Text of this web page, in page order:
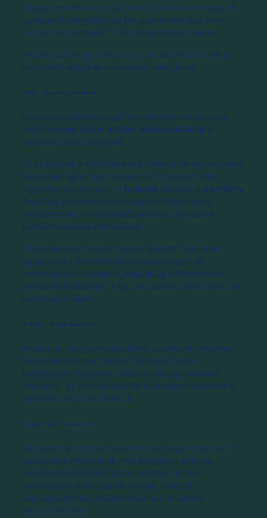
jellegű teendőinket is ajánlatos elindítani: a névjegyek,
a postacím megváltoztatása, a partnerek és a bank,
biztosító értesítése is mind meghatározó feladat.
Ne felejtsük el egyeztetni az új épület Házirendjét a
költöztető céggel és a résztvevő kollégákkal.
3 hét – Az utolsó részletek
Miután az operatív jellegű kérdésekkel elkészültünk,
érdemes megosztani minden munkavállalóval a
költözés pontos menetét.
Ez az időszak a költözésre való felkészülés legfontosabb
periódusa, így az apró részletekre is célszerű kellő
figyelmet szentelnünk. A hulladék tárolása, a teherliftek
foglalása, a kivitelezők munkájának folyamatos
monitorozása mind nélkülözhetetlen tényezői a
problémamentes költözésnek.
A bérbeadóval minden kérdést ajánlott időközben
egyeztetni a félreértések elkerülése végett. Az
irodaházba való belépési jogosultság előkészítése a
bérbeadó felelőssége is, így akár ebben is fordulhatunk
hozzá segítségért.
1-2 hét – Végső simítások
Javasoljuk, hogy a munkavállalók zavartalan belépése
érdekében minden eszközt és kódot időben
biztosítsunk! Ekkortájt célszerű még egy bejárást
szervezni, így a munkavállalók esetleges problémáit a
költözés előtt orvosolhatjuk.
A nagy nap – bázisváltás
Elérkezett a költözés napja! Fontos, hogy először az IT
eszközeink érkezzenek meg épségben, amelyek
működését tanácsos rögtön tesztelni. Ezután
következnek a dekorációs elemek, amelyek
segítségével még inkább feldobhatjuk leendő
környezetünket.